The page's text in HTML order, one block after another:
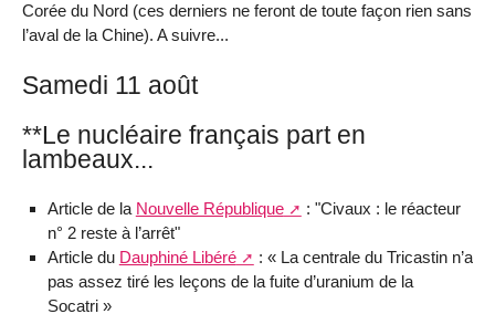
Corée du Nord (ces derniers ne feront de toute façon rien sans
l’aval de la Chine). A suivre...
Samedi 11 août
**Le nucléaire français part en
lambeaux...
Article de la Nouvelle République
: "Civaux : le réacteur
n° 2 reste à l’arrêt"
Article du Dauphiné Libéré
: « La centrale du Tricastin n’a
pas assez tiré les leçons de la fuite d’uranium de la
Socatri »